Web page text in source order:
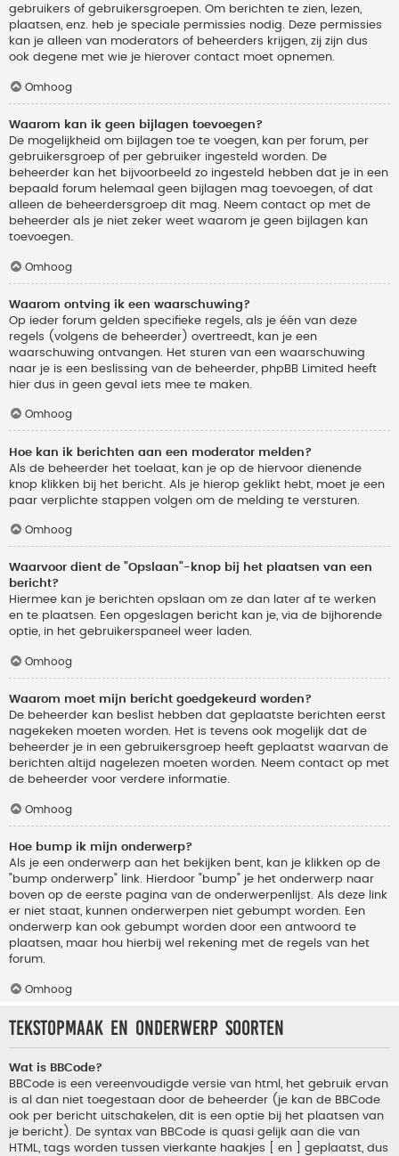
gebruikers of gebruikersgroepen. Om berichten te zien, lezen,
plaatsen, enz. heb je speciale permissies nodig. Deze permissies
kan je alleen van moderators of beheerders krijgen, zij zijn dus
ook degene met wie je hierover contact moet opnemen.
Omhoog
Waarom kan ik geen bijlagen toevoegen?
De mogelijkheid om bijlagen toe te voegen, kan per forum, per
gebruikersgroep of per gebruiker ingesteld worden. De
beheerder kan het bijvoorbeeld zo ingesteld hebben dat je in een
bepaald forum helemaal geen bijlagen mag toevoegen, of dat
alleen de beheerdersgroep dit mag. Neem contact op met de
beheerder als je niet zeker weet waarom je geen bijlagen kan
toevoegen.
Omhoog
Waarom ontving ik een waarschuwing?
Op ieder forum gelden specifieke regels, als je één van deze
regels (volgens de beheerder) overtreedt, kan je een
waarschuwing ontvangen. Het sturen van een waarschuwing
naar je is een beslissing van de beheerder, phpBB Limited heeft
hier dus in geen geval iets mee te maken.
Omhoog
Hoe kan ik berichten aan een moderator melden?
Als de beheerder het toelaat, kan je op de hiervoor dienende
knop klikken bij het bericht. Als je hierop geklikt hebt, moet je een
paar verplichte stappen volgen om de melding te versturen.
Omhoog
Waarvoor dient de "Opslaan"-knop bij het plaatsen van een
bericht?
Hiermee kan je berichten opslaan om ze dan later af te werken
en te plaatsen. Een opgeslagen bericht kan je, via de bijhorende
optie, in het gebruikerspaneel weer laden.
Omhoog
Waarom moet mijn bericht goedgekeurd worden?
De beheerder kan beslist hebben dat geplaatste berichten eerst
nagekeken moeten worden. Het is tevens ook mogelijk dat de
beheerder je in een gebruikersgroep heeft geplaatst waarvan de
berichten altijd nagelezen moeten worden. Neem contact op met
de beheerder voor verdere informatie.
Omhoog
Hoe bump ik mijn onderwerp?
Als je een onderwerp aan het bekijken bent, kan je klikken op de
"bump onderwerp" link. Hierdoor "bump" je het onderwerp naar
boven op de eerste pagina van de onderwerpenlijst. Als deze link
er niet staat, kunnen onderwerpen niet gebumpt worden. Een
onderwerp kan ook gebumpt worden door een antwoord te
plaatsen, maar hou hierbij wel rekening met de regels van het
forum.
Omhoog
Tekstopmaak en onderwerp soorten
Wat is BBCode?
BBCode is een vereenvoudigde versie van html, het gebruik ervan
is al dan niet toegestaan door de beheerder (je kan de BBCode
ook per bericht uitschakelen, dit is een optie bij het plaatsen van
je bericht). De syntax van BBCode is quasi gelijk aan die van
HTML, tags worden tussen vierkante haakjes [ en ] geplaatst, dus